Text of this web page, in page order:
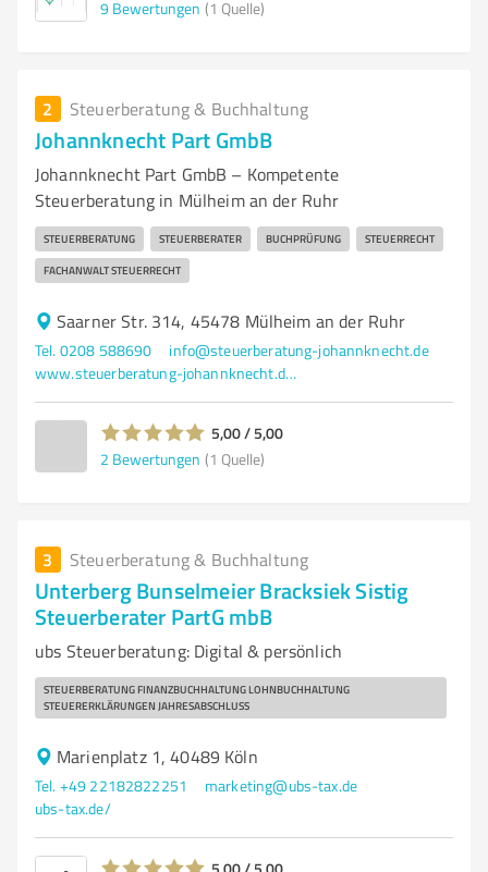
9 Bewertungen (1 Quelle)
2 Steuerberatung & Buchhaltung
Johannknecht Part GmbB
Johannknecht Part GmbB – Kompetente
Steuerberatung in Mülheim an der Ruhr
STEUERBERATUNG STEUERBERATER BUCHPRÜFUNG STEUERRECHT
FACHANWALT STEUERRECHT
Saarner Str. 314, 45478 Mülheim an der Ruhr
Tel. 0208 588690
info@steuerberatung-johannknecht.de
www.steuerberatung-johannknecht.de/
5,00 / 5,00
2 Bewertungen (1 Quelle)
3 Steuerberatung & Buchhaltung
Unterberg Bunselmeier Bracksiek Sistig
Steuerberater PartG mbB
ubs Steuerberatung: Digital & persönlich
STEUERBERATUNG FINANZBUCHHALTUNG LOHNBUCHHALTUNG
STEUERERKLÄRUNGEN JAHRESABSCHLUSS
Marienplatz 1, 40489 Köln
Tel. +49 22182822251
marketing@ubs-tax.de
ubs-tax.de/
5,00 / 5,00